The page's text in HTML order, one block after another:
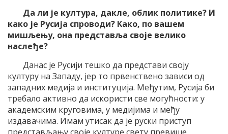
Да ли је култура, дакле, облик политике? И
како је Русија спроводи? Како, по вашем
мишљењу, она представља своје велико
наслеђе?
Данас је Русији тешко да представи своју
културу на Западу, јер то првенствено зависи од
западних медија и институција. Међутим, Русија би
требало активно да искористи све могућности: у
академским круговима, у медијима и међу
издавачима. Имам утисак да је руски приступ
представљању своје културе свету превише